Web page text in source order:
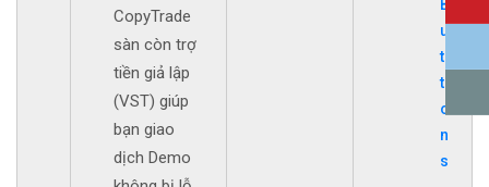
CopyTrade
sàn còn trợ
tiền giả lập
(VST) giúp
bạn giao
dịch Demo